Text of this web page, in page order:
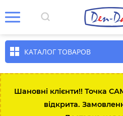
КАТАЛОГ ТОВАРОВ
Шановні клієнти!! Точка
відкрита.